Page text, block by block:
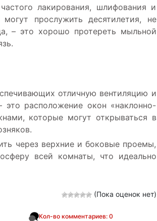
лакирования, шлифования и
прослужить десятилетия, не
– это хорошо протереть мыльной
отличную вентиляцию и
расположение окон «наклонно-
которые могут открываться в
через верхние и боковые проемы,
всей комнаты, что идеально
(Пока оценок нет)
Кол-во комментариев: 0